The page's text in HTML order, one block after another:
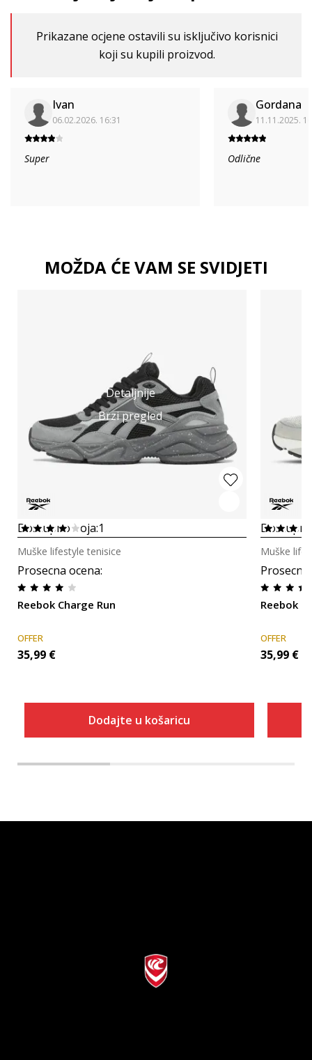
Prikazane ocjene ostavili su isključivo korisnici
koji su kupili proizvod.
Ivan
06.02.2026. 16:31
Super
Gordana
11.11.2025.
Odlične
MOŽDA ĆE VAM SE SVIDJETI
Detaljnije
Brzi pregled
Dostupno boja:1
Prosecna ocena:
Reebok Charge Run
Muške lifestyle tenisice
OFFER
35,99 €
Dodajte u košaricu
Reebok
Muške
OFFER
35,99 €